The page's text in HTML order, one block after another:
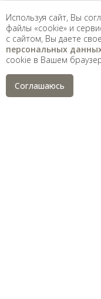
опубликованы архивные
физических и
Министерством юстиции
Политика СПбГУ в
персональных данных
Saint Petersburg State
2026
Используя сайт, Вы
файлы «cookie» и
с сайтом, Вы даете свое
персональных
cookie в Вашем
Соглашаюсь